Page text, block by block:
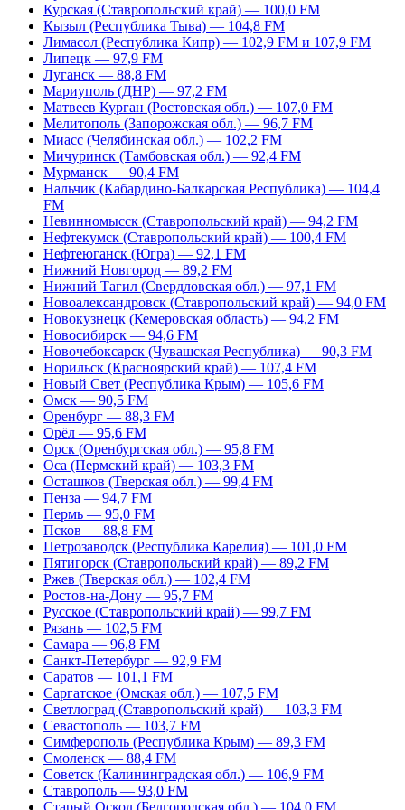
Курская (Ставропольский край) — 100,0 FM
Кызыл (Республика Тыва) — 104,8 FM
Лимасол (Республика Кипр) — 102,9 FM и 107,9 FM
Липецк — 97,9 FM
Луганск — 88,8 FM
Мариуполь (ДНР) — 97,2 FM
Матвеев Курган (Ростовская обл.) — 107,0 FM
Мелитополь (Запорожская обл.) — 96,7 FM
Миасс (Челябинская обл.) — 102,2 FM
Мичуринск (Тамбовская обл.) — 92,4 FM
Мурманск — 90,4 FM
Нальчик (Кабардино-Балкарская Республика) — 104,4
FM
Невинномысск (Ставропольский край) — 94,2 FM
Нефтекумск (Ставропольский край) — 100,4 FM
Нефтеюганск (Югра) — 92,1 FM
Нижний Новгород — 89,2 FM
Нижний Тагил (Свердловская обл.) — 97,1 FM
Новоалександровск (Ставропольский край) — 94,0 FM
Новокузнецк (Кемеровская область) — 94,2 FM
Новосибирск — 94,6 FM
Новочебоксарск (Чувашская Республика) — 90,3 FM
Норильск (Красноярский край) — 107,4 FM
Новый Свет (Республика Крым) — 105,6 FM
Омск — 90,5 FM
Оренбург — 88,3 FM
Орёл — 95,6 FM
Орск (Оренбургская обл.) — 95,8 FM
Оса (Пермский край) — 103,3 FM
Осташков (Тверская обл.) — 99,4 FM
Пенза — 94,7 FM
Пермь — 95,0 FM
Псков — 88,8 FM
Петрозаводск (Республика Карелия) — 101,0 FM
Пятигорск (Ставропольский край) — 89,2 FM
Ржев (Тверская обл.) — 102,4 FM
Ростов-на-Дону — 95,7 FM
Русское (Ставропольский край) — 99,7 FM
Рязань — 102,5 FM
Самара — 96,8 FM
Санкт-Петербург — 92,9 FM
Саратов — 101,1 FM
Саргатское (Омская обл.) — 107,5 FM
Светлоград (Ставропольский край) — 103,3 FM
Севастополь — 103,7 FM
Симферополь (Республика Крым) — 89,3 FM
Смоленск — 88,4 FM
Советск (Калининградская обл.) — 106,9 FM
Ставрополь — 93,0 FM
Старый Оскол (Белгородская обл.) — 104,0 FM